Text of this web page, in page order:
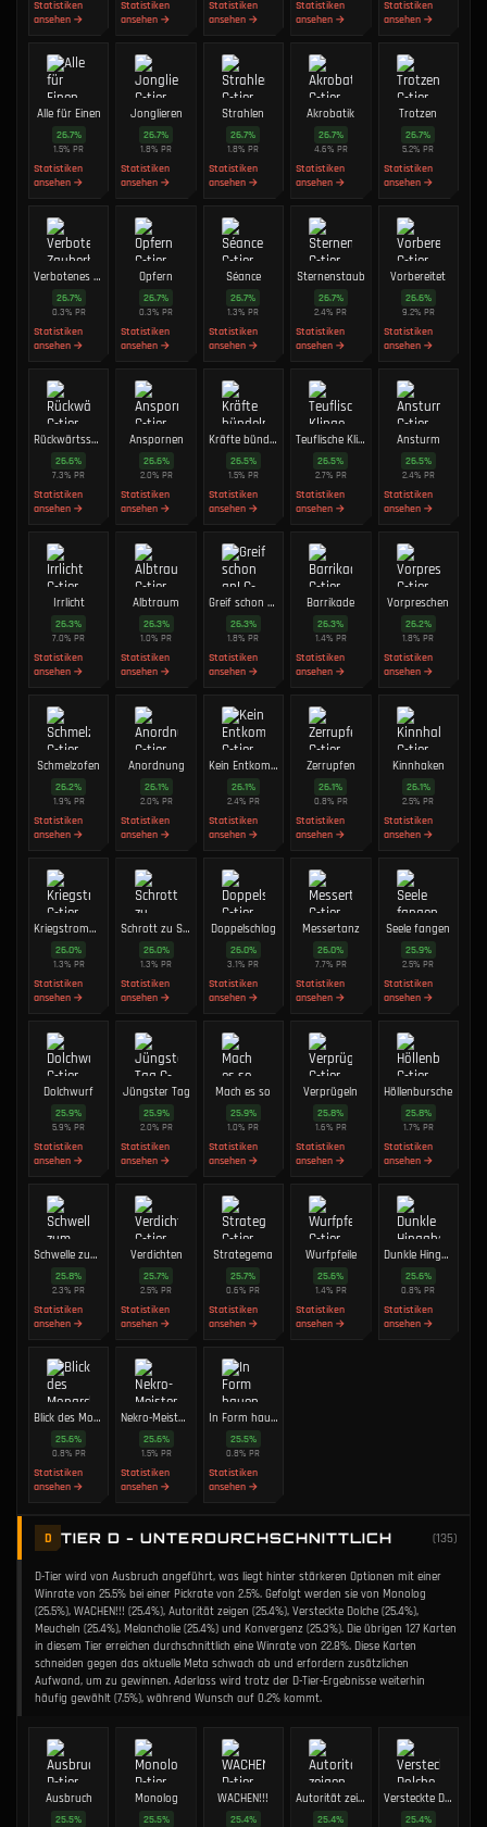
Statistiken
ansehen →
Statistiken
ansehen →
Statistiken
ansehen →
Statistiken
ansehen →
Statistiken
ansehen →
Alle für Einen
26.7%
1.5%PR
Statistiken
ansehen →
Jonglieren
26.7%
1.8%PR
Statistiken
ansehen →
Strahlen
26.7%
1.8%PR
Statistiken
ansehen →
Akrobatik
26.7%
4.6% PR
Statistiken
ansehen →
Trotzen
26.7%
5.2%PR
Statistiken
ansehen →
Verbotenes Zauberbuch
26.7%
0.3% PR
Statistiken
ansehen →
Opfern
26.7%
0.3%PR
Statistiken
ansehen →
Séance
26.7%
1.3%PR
Statistiken
ansehen →
Sternenstaub
26.7%
2.4%PR
Statistiken
ansehen →
Vorbereitet
26.6%
9.2% PR
Statistiken
ansehen →
Rückwärtssalto
26.6%
7.3%PR
Statistiken
ansehen →
Anspornen
26.6%
2.0% PR
Statistiken
ansehen →
Kräfte bündeln
26.5%
1.5% PR
Statistiken
ansehen →
Teuflische Klinge
26.5%
2.7% PR
Statistiken
ansehen →
Ansturm
26.5%
2.4% PR
Statistiken
ansehen →
Irrlicht
26.3%
7.0%PR
Statistiken
ansehen →
Albtraum
26.3%
1.0%PR
Statistiken
ansehen →
Greif schon an!
26.3%
1.8%PR
Statistiken
ansehen →
Barrikade
26.3%
1.4% PR
Statistiken
ansehen →
Vorpreschen
26.2%
1.8%PR
Statistiken
ansehen →
Schmelzofen
26.2%
1.9% PR
Statistiken
ansehen →
Anordnung
26.1%
2.0% PR
Statistiken
ansehen →
Kein Entkommen
26.1%
2.4% PR
Statistiken
ansehen →
Zerrupfen
26.1%
0.8% PR
Statistiken
ansehen →
Kinnhaken
26.1%
2.5%PR
Statistiken
ansehen →
Kriegstrommel
26.0%
1.3% PR
Statistiken
ansehen →
Schrott zu Schätzen
26.0%
1.3%PR
Statistiken
ansehen →
Doppelschlag
26.0%
3.1%PR
Statistiken
ansehen →
Messertanz
26.0%
7.7% PR
Statistiken
ansehen →
Seele fangen
25.9%
2.5%PR
Statistiken
ansehen →
Dolchwurf
25.9%
5.9%PR
Statistiken
ansehen →
Jüngster Tag
25.9%
2.0% PR
Statistiken
ansehen →
Mach es so
25.9%
1.0%PR
Statistiken
ansehen →
Verprügeln
25.8%
1.6% PR
Statistiken
ansehen →
Höllenbursche
25.8%
1.7% PR
Statistiken
ansehen →
Schwelle zum Tod
25.8%
2.3%PR
Statistiken
ansehen →
Verdichten
25.7%
2.5%PR
Statistiken
ansehen →
Strategema
25.7%
0.6%PR
Statistiken
ansehen →
Wurfpfeile
25.6%
1.4% PR
Statistiken
ansehen →
Dunkle Hingabe
25.6%
0.8%PR
Statistiken
ansehen →
Blick des Monarchen
25.6%
0.8% PR
Statistiken
ansehen →
Nekro-Meisterin
25.6%
1.5% PR
Statistiken
ansehen →
In Form hauen
25.5%
0.8%PR
Statistiken
ansehen →
D TIER D - UNTERDURCHSCHNITTLICH (135)
D-Tier wird von Ausbruch angeführt, was liegt hinter stärkeren Optionen mit einer
Winrate von 25.5% bei einer Pickrate von 2.5%. Gefolgt werden sie von Monolog
(25.5%), WACHEN!!! (25.4%), Autorität zeigen (25.4%), Versteckte Dolche (25.4%),
Meucheln (25.4%), Melancholie (25.4%) und Konvergenz (25.3%). Die übrigen 127 Karten
in diesem Tier erreichen durchschnittlich eine Winrate von 22.8%. Diese Karten
schneiden gegen das aktuelle Meta schwach ab und erfordern zusätzlichen
Aufwand, um zu gewinnen. Aderlass wird trotz der D-Tier-Ergebnisse weiterhin
häufig gewählt (7.5%), während Wunsch auf 0.2% kommt.
Ausbruch
25.5%
Monolog
25.5%
WACHEN!!!
25.4%
Autorität zeigen
25.4%
Versteckte Dolche
25.4%